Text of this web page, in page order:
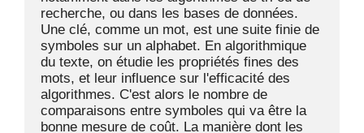
recherche, ou dans les bases de données.
Une clé, comme un mot, est une suite finie de
symboles sur un alphabet. En algorithmique
du texte, on étudie les propriétés fines des
mots, et leur influence sur l'efficacité des
algorithmes. C'est alors le nombre de
comparaisons entre symboles qui va être la
bonne mesure de coût. La manière dont les